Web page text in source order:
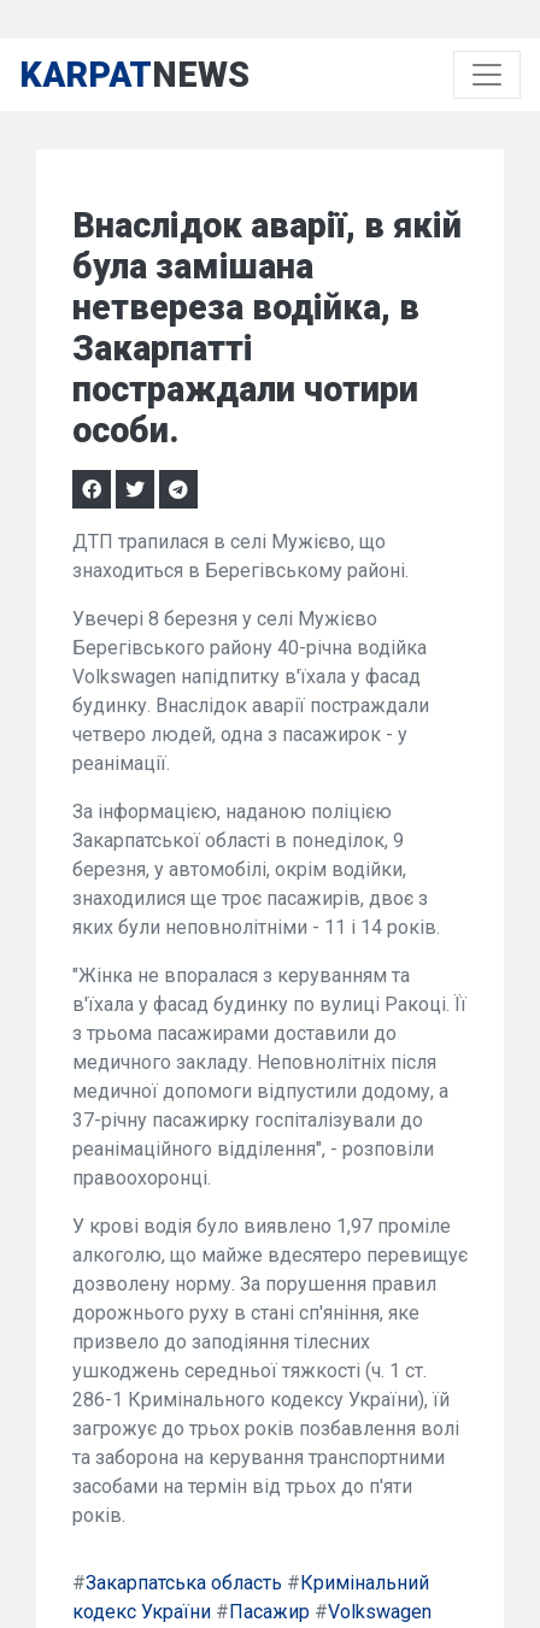
KARPATNEWS
Внаслідок аварії, в якій
була замішана
нетвереза водійка, в
Закарпатті
постраждали чотири
особи.
ДТП трапилася в селі Мужієво, що
знаходиться в Берегівському районі.
Увечері 8 березня у селі Мужієво
Берегівського району 40-річна водійка
Volkswagen напідпитку в'їхала у фасад
будинку. Внаслідок аварії постраждали
четверо людей, одна з пасажирок - у
реанімації.
За інформацією, наданою поліцією
Закарпатської області в понеділок, 9
березня, у автомобілі, окрім водійки,
знаходилися ще троє пасажирів, двоє з
яких були неповнолітніми - 11 і 14 років.
"Жінка не впоралася з керуванням та
в'їхала у фасад будинку по вулиці Ракоці. Її
з трьома пасажирами доставили до
медичного закладу. Неповнолітніх після
медичної допомоги відпустили додому, а
37-річну пасажирку госпіталізували до
реанімаційного відділення", - розповіли
правоохоронці.
У крові водія було виявлено 1,97 проміле
алкоголю, що майже вдесятеро перевищує
дозволену норму. За порушення правил
дорожнього руху в стані сп'яніння, яке
призвело до заподіяння тілесних
ушкоджень середньої тяжкості (ч. 1 ст.
286-1 Кримінального кодексу України), їй
загрожує до трьох років позбавлення волі
та заборона на керування транспортними
засобами на термін від трьох до п'яти
років.
#Закарпатська область #Кримінальний
кодекс України #Пасажир #Volkswagen